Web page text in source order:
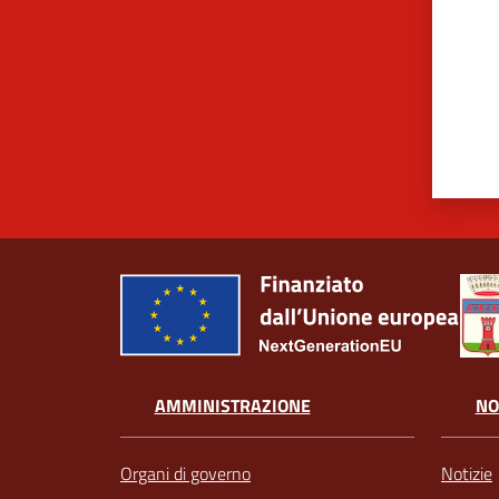
AMMINISTRAZIONE
Organi di governo
Notizie